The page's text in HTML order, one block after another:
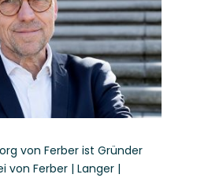
von Ferber ist Gründer
von Ferber | Langer |